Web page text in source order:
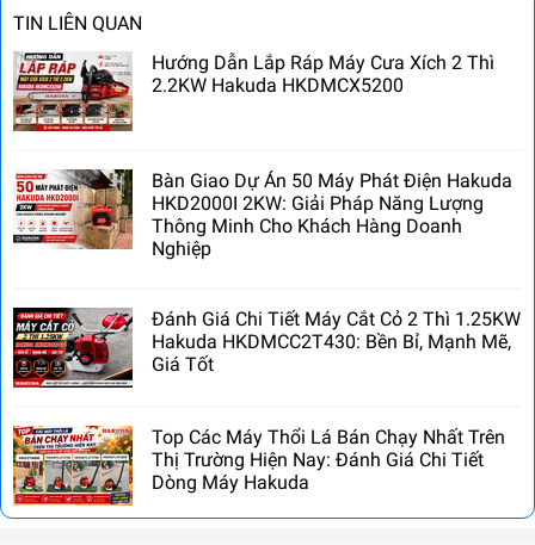
TIN LIÊN QUAN
Hướng Dẫn Lắp Ráp Máy Cưa Xích 2 Thì
2.2KW Hakuda HKDMCX5200
Bàn Giao Dự Án 50 Máy Phát Điện Hakuda
HKD2000I 2KW: Giải Pháp Năng Lượng
Thông Minh Cho Khách Hàng Doanh
Nghiệp
Đánh Giá Chi Tiết Máy Cắt Cỏ 2 Thì 1.25KW
Hakuda HKDMCC2T430: Bền Bỉ, Mạnh Mẽ,
Giá Tốt
Top Các Máy Thổi Lá Bán Chạy Nhất Trên
Thị Trường Hiện Nay: Đánh Giá Chi Tiết
Dòng Máy Hakuda